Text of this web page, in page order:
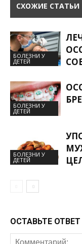
СХОЖИЕ СТАТЬИ
БОЛЕЗНИ У
ДЕТЕЙ
БОЛЕЗНИ У
ДЕТЕЙ
БОЛЕЗНИ У
ДЕТЕЙ
ОСТАВЬТЕ ОТВЕТ